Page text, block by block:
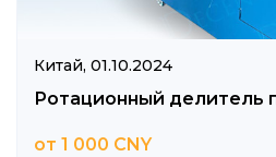
Китай, 01.10.2024
Ротационный делитель
от 1 000 CNY